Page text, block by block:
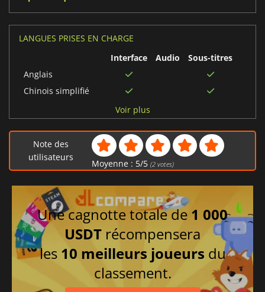
LANGUES PRISES EN CHARGE
Interface
Audio
Sous-titres
Anglais
Chinois simplifié
Voir plus
Note des
utilisateurs
Moyenne : 5/5 (2votes)
Une cagnotte totale de 1 000
USDT récompensera
les 10 meilleurs joueurs du
classement.